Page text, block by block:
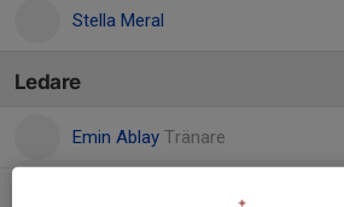
Stella Meral
Ledare
Emin Ablay Tränare